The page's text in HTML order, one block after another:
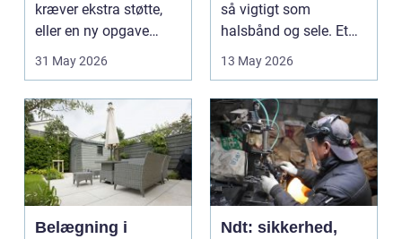
kræver ekstra støtte,
eller en ny opgave
opstår fra dag til...
31 May 2026
så vigtigt som
halsbånd og sele. Et
godt bur gi...
13 May 2026
Belægning i
Ndt: sikkerhed,